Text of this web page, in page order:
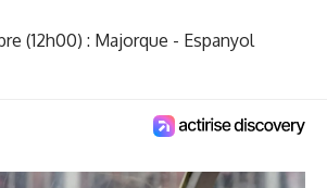
(12h00) : Majorque - Espanyol